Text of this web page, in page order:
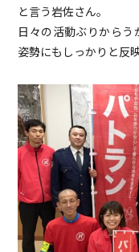
と言う岩佐さん。
日々の活動ぶりから
姿勢にもしっかりと反